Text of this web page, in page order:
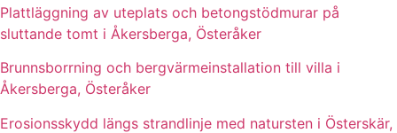
Plattläggning av uteplats och betongstödmurar på
sluttande tomt i Åkersberga, Österåker
Brunnsborrning och bergvärmeinstallation till villa i
Åkersberga, Österåker
Erosionsskydd längs strandlinje med natursten i Österskär,